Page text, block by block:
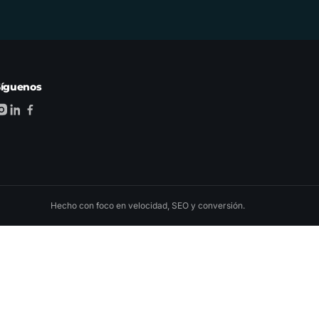
Hecho con foco en velocidad, SEO y conversión.